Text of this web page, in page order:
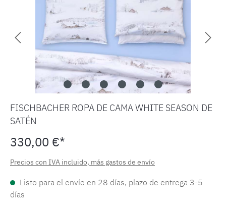
FISCHBACHER ROPA DE CAMA WHITE SEASON DE
SATÉN
330,00 €*
Precios con IVA incluido, más gastos de envío
Listo para el envío en 28 días, plazo de entrega 3-5
días